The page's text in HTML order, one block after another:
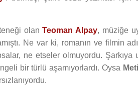
olanTeoman Alpay, müziğe
Ne var ki, romanın ve filmin
ne etseler olmuyordu.
bir türlü aşamıyorlardı. Oysa